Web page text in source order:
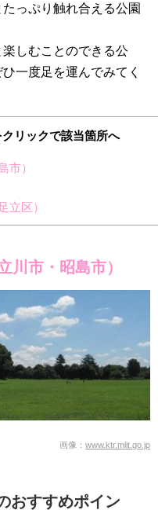
っぷり触れ合える公園
しむことのできる公
一度足を運んでみてく
リックで該当箇所へ
市）
立区）
川市・昭島市）
画像： www.ktr.mlit.go.jp
おすすめポイン